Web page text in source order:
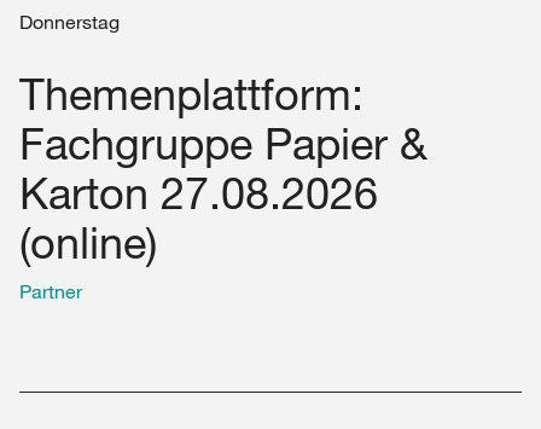
Donnerstag
Themenplattform:
Fachgruppe Papier &
Karton 27.08.2026
(online)
Partner